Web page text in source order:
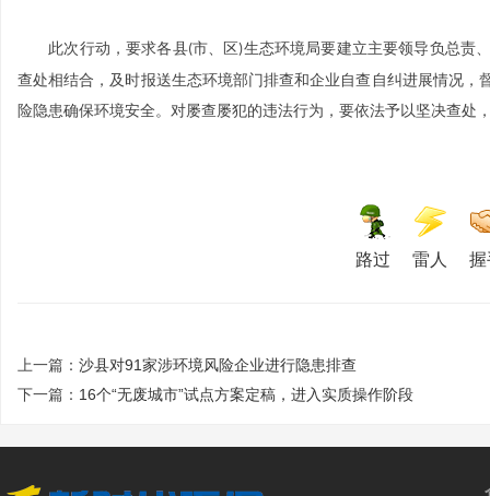
此次行动，要求各县(市、区)生态环境局要建立主要领导负总责
查处相结合，及时报送生态环境部门排查和企业自查自纠进展情况
险隐患确保环境安全。对屡查屡犯的违法行为，要依法予以坚决查处
路过 雷人 握
上一篇： 沙县对91家涉环境风险企业进行隐患排查
下一篇： 16个“无废城市”试点方案定稿，进入实质操作阶段